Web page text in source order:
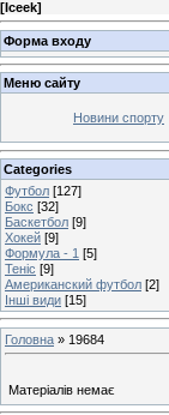
[Iceek]
Форма входу
Меню сайту
Новини спорту
Categories
Футбол [127]
Бокс [32]
Баскетбол [9]
Хокей [9]
Формула - 1 [5]
Теніс [9]
Американский футбол [2]
Інші види [15]
Головна » 19684
Матеріалів немає